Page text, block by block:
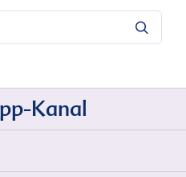
Kanal